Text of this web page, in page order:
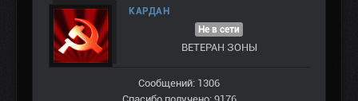
КАРДАН
Не в сети
ВЕТЕРАН ЗOНЫ
Сообщений: 1306